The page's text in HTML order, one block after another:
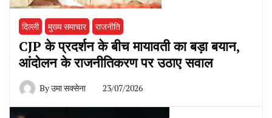
दिल्ली मुख्य समाचार राजनीति
CJP के प्रदर्शन के बीच मायावती का बड़ा बयान,
आंदोलन के राजनीतिकरण पर उठाए सवाल
Byउमा सक्सेना 23/07/2026